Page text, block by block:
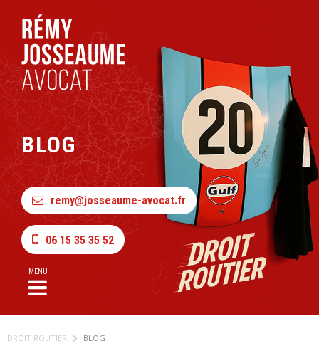
BLOG
remy@josseaume-avocat.fr
06 15 35 35 52
MENU
DROIT ROUTIER BLOG